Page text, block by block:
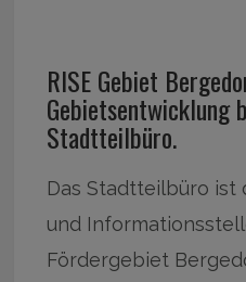
RISE Gebiet
Gebietsentwicklung
Stadtteilbüro.
Das Stadtteilbüro ist
und
Fördergebiet